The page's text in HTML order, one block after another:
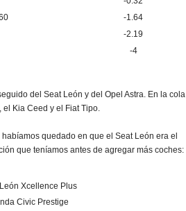
-1.64
-2.19
-4
del Seat León y del Opel Astra. En la cola
Kia Ceed y el Fiat Tipo.
quedado en que el Seat León era el
que teníamos antes de agregar más coches:
Xcellence Plus
Civic Prestige